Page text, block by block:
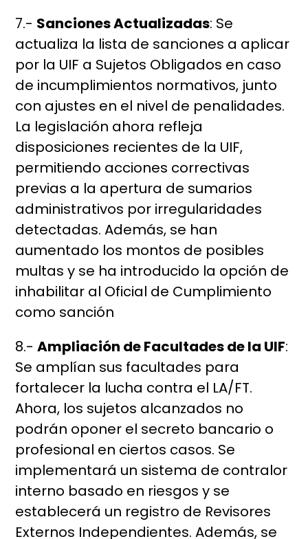
7.- Sanciones Actualizadas: Se
actualiza la lista de sanciones a aplicar
por la UIF a Sujetos Obligados en caso
de incumplimientos normativos, junto
con ajustes en el nivel de penalidades.
La legislación ahora refleja
disposiciones recientes de la UIF,
permitiendo acciones correctivas
previas a la apertura de sumarios
administrativos por irregularidades
detectadas. Además, se han
aumentado los montos de posibles
multas y se ha introducido la opción de
inhabilitar al Oficial de Cumplimiento
como sanción
8.-Ampliación de Facultades de la UIF:
Se amplían sus facultades para
fortalecer la lucha contra el LA/FT.
Ahora, los sujetos alcanzados no
podrán oponer el secreto bancario o
profesional en ciertos casos. Se
implementará un sistema de contralor
interno basado en riesgos y se
establecerá un registro de Revisores
Externos Independientes. Además, se